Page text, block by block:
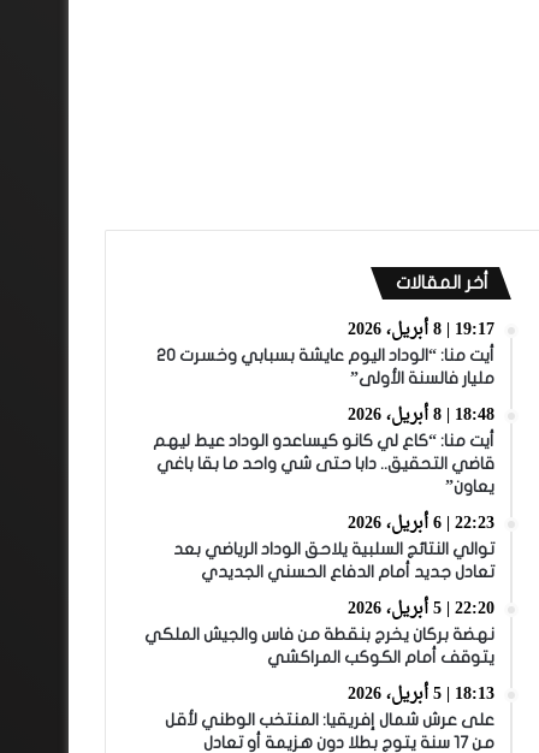
أخر المقالات
19:17 | 8 أبريل، 2026
أيت منا: “الوداد اليوم عايشة بسبابي وخسرت 20
مليار فالسنة الأولى”
18:48 | 8 أبريل، 2026
أيت منا: “كاع لي كانو كيساعدو الوداد عيط ليهم
قاضي التحقيق.. دابا حتى شي واحد ما بقا باغي
يعاون”
22:23 | 6 أبريل، 2026
توالي النتائج السلبية يلاحق الوداد الرياضي بعد
تعادل جديد أمام الدفاع الحسني الجديدي
22:20 | 5 أبريل، 2026
نهضة بركان يخرج بنقطة من فاس والجيش الملكي
يتوقف أمام الكوكب المراكشي
18:13 | 5 أبريل، 2026
على عرش شمال إفريقيا: المنتخب الوطني لأقل
من 17 سنة يتوج بطلا دون هزيمة أو تعادل